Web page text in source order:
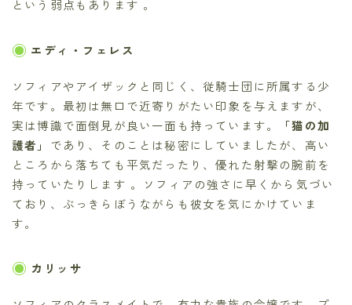
という弱点もあります 。
エディ・フェレス
ソフィアやアイザックと同じく、従騎士団に所属する少
年です。最初は無口で近寄りがたい印象を与えますが、
実は博識で面倒見が良い一面も持っています。
「猫の加
護者」 であり、そのことは秘密にしていましたが、高い
ところから落ちても平気だったり、優れた射撃の腕前を
持っていたりします 。ソフィアの強さに早くから気づい
ており、ぶっきらぼうながらも彼女を気にかけていま
す。
カリッサ